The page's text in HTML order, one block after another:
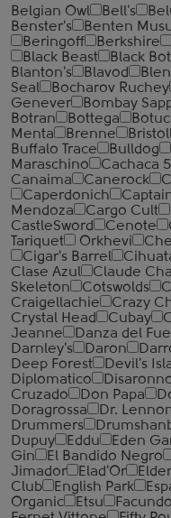
Belgian Owl
Bell's
Benster's
Benten
Beringoff
Berkshire
Black Beast
Black
Blanton's
Blavod
Seal
Bocharov Ruchey
Genever
Bombay
Botran
Bottega
Menta
Brenne
Buffalo Trace
Bulldog
Maraschino
Cachaca 51
Canaima
Canerock
Caperdonich
Mendoza
Cargo Cult
CastleSword
Cenote
Tariquet
Orkhevi
Cigar's Barrel
Clase Azul
Claude
Skeleton
Cotswolds
Craigellachie
Crazy
Crystal Head
Cubay
Jeanne
Danza del
Darnley's
Daron
Deep Forest
Devil's
Diplomatico
Cruzado
Don Papa
Doragrossa
Dr.
Drummers
Dupuy
Eddu Eden
Gin
El Bandido Negro
Jimador
Elad'Or
Club
English Park
Organic
Etsu Facundo